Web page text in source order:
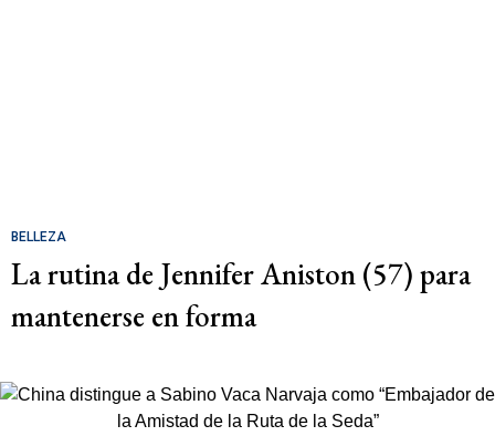
BELLEZA
La rutina de Jennifer Aniston (57) para
mantenerse en forma